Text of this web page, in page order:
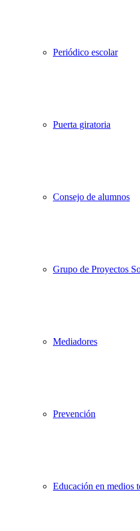
Periódico escolar
Puerta giratoria
Consejo de alumnos
Grupo de Proyectos
Mediadores
Prevención
Educación en medios